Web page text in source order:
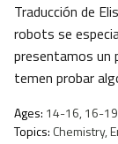
Traducción de
robots se
presentamos un
temen probar
Ages: 14-16, 16-
Topics: Chemistry,